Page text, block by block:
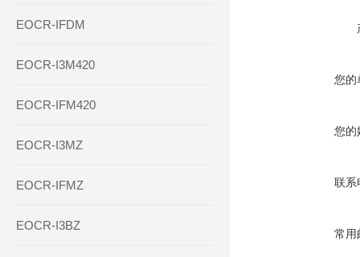
EOCR-IFDM
EOCR-I3M420
EOCR-IFM420
EOCR-I3MZ
EOCR-IFMZ
EOCR-I3BZ
您的
您的
联系
常用